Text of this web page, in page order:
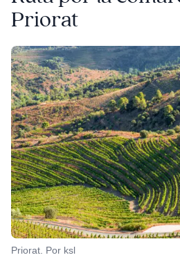
Priorat
Priorat. Por ksl